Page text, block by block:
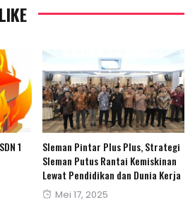
1
Sleman Pintar Plus Plus, Strategi
Sleman Putus Rantai Kemiskinan
Lewat Pendidikan dan Dunia Kerja
Posted
Mei 17, 2025